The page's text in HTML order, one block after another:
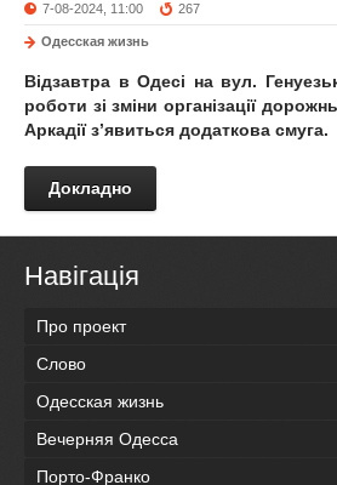
7-08-2024, 11:00 267
Одесская жизнь
Відзавтра в Одесі на вул.
роботи зі зміни організації
Аркадії з’явиться додаткова смуга.
Докладно
Навігація
Про проект
Слово
Одесская жизнь
Вечерняя Одесса
Порто-Франко